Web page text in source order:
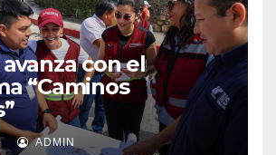
con el
“Caminos
ADMIN